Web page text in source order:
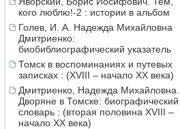
кого люблю!-2 : истории в альбом
Голев, И. А. Надежда Михайловна
Дмитриенко:
биобиблиографический указатель
Томск в воспоминаниях и путевых
записках : (XVIII – начало XX века)
Дмитриенко, Надежда Михайловна.
Дворяне в Томске: биографический
словарь : (вторая половина XVIII –
начало XX века)